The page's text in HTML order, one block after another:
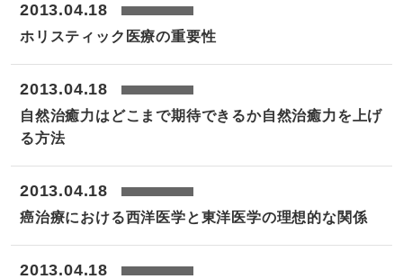
2013.04.18
ホリスティック医療の重要性
2013.04.18
自然治癒力はどこまで期待できるか自然治癒力を上げ
る方法
2013.04.18
癌治療における西洋医学と東洋医学の理想的な関係
2013.04.18